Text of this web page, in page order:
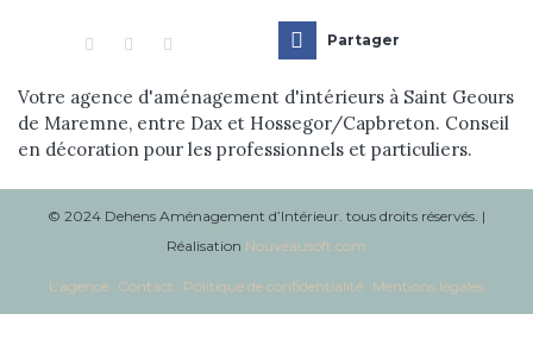
Prestations
Réalisations
Blog
Contact
Votre agence d'aménagement d'intérieurs à Saint Geours
de Maremne, entre Dax et Hossegor/Capbreton. Conseil
en décoration pour les professionnels et particuliers.
Partager
© 2024 Dehens Aménagement d’Intérieur. tous droits réservés. |
Réalisation Nouveausoft.com
L’agence Contact Politique de confidentialité Mentions légales